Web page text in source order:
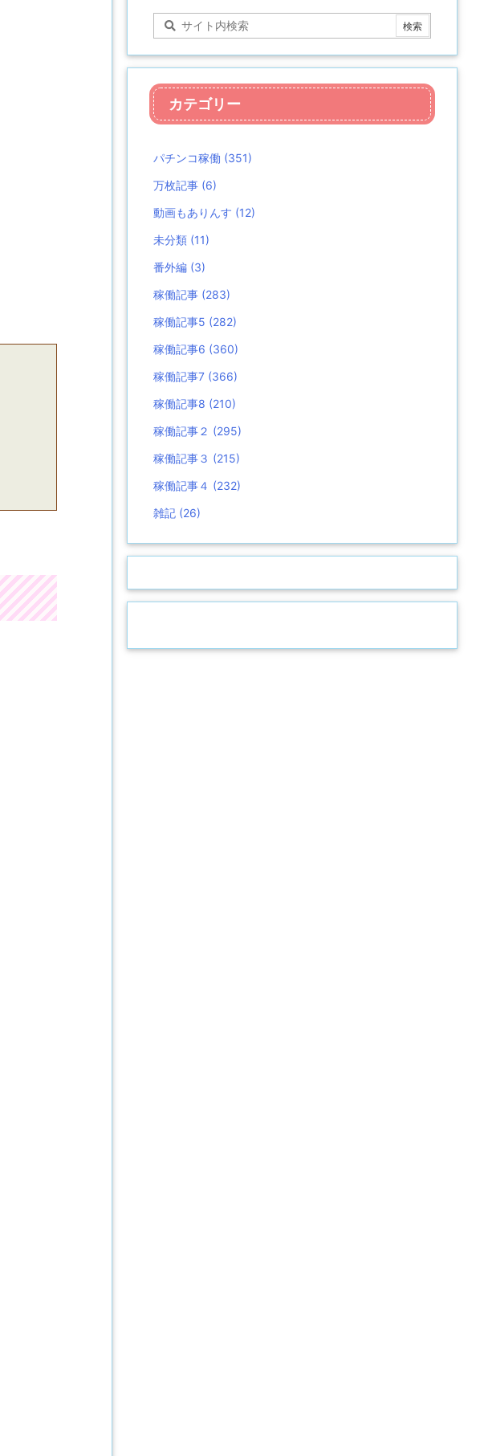
カテゴリー
パチンコ稼働 (351)
万枚記事 (6)
動画もありんす (12)
未分類 (11)
番外編 (3)
稼働記事 (283)
稼働記事5 (282)
稼働記事6 (360)
稼働記事7 (366)
稼働記事8 (210)
稼働記事２ (295)
稼働記事３ (215)
稼働記事４ (232)
雑記 (26)